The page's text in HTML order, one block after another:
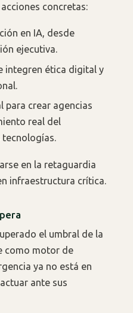
concretas:
en IA, desde
ejecutiva.
integren ética digital y
para crear agencias
real del
en la retaguardia
infraestructura crítica.
el umbral de la
como motor de
ya no está en
ante sus